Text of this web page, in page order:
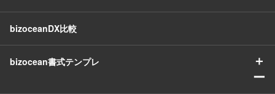
bizoceanDX比較
bizocean書式テンプレ
＋
ー